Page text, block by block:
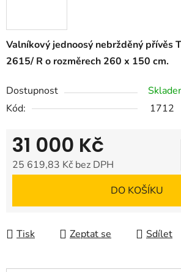
Valníkový jednoosý nebržděný přívěs
2615/ R o rozměrech 260 x 150 cm.
Dostupnost
Kód:
1712
31 000 Kč
25 619,83 Kč bez DPH
DO KOŠÍKU
Tisk Zeptat se Sdílet